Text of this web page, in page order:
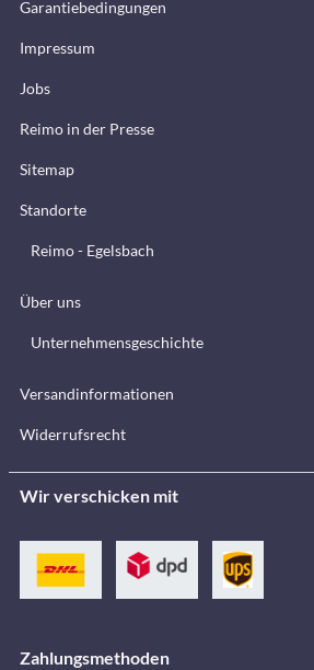
Garantiebedingungen
Impressum
Jobs
Reimo in der Presse
Sitemap
Standorte
Reimo - Egelsbach
Über uns
Unternehmensgeschichte
Versandinformationen
Widerrufsrecht
Wir verschicken mit
Zahlungsmethoden